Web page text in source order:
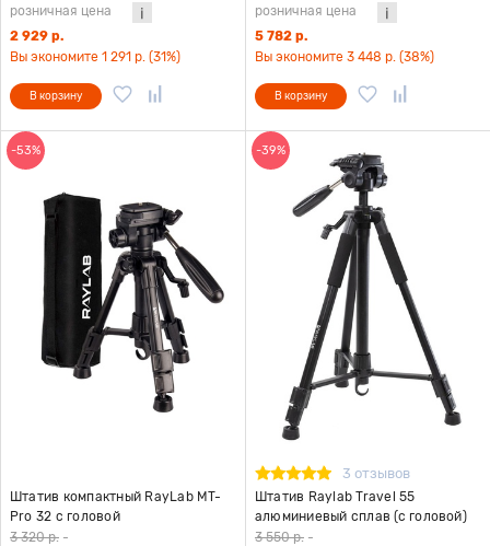
розничная цена
2 929 р.
Вы экономите 1 291 р. (31%)
В корзину
розничная цена
5 782 р.
Вы экономите 3 448 р. (38%)
В корзину
-53%
Штатив компактный RayLab MT-
Pro 32 с головой
3 320 р. -
-39%
3 отзывов
Штатив Raylab Travel 55
алюминиевый сплав (с головой)
3 550 р. -